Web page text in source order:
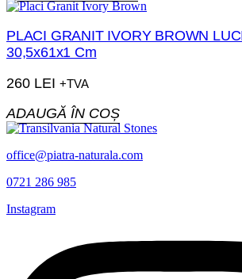
PLACI GRANIT IVORY BROWN
30,5x61x1 Cm
260 LEI +TVA
ADAUGĂ ÎN COȘ
office@piatra-naturala.com
0721 286 985
Instagram